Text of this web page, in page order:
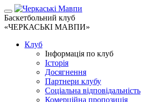
Баскетбольний клуб
«ЧЕРКАСЬКІ МАВПИ»
Клуб
Інформація по клуб
Історія
Досягнення
Партнери клубу
Соціальна відповідальність
Комерційна пропозиція